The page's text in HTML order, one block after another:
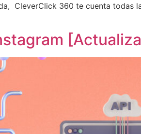
CleverClick 360 te cuenta todas